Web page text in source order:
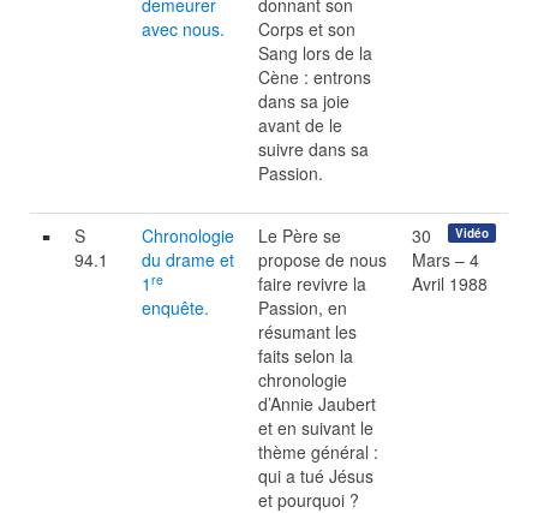
demeurer
avec nous.
donnant son
Corps et son
Sang lors de la
Cène : entrons
dans sa joie
avant de le
suivre dans sa
Passion.
S
94.1
Chronologie
du drame et
1 re
enquête.
Le Père se
propose de nous
faire revivre la
Passion, en
résumant les
faits selon la
chronologie
d’Annie Jaubert
et en suivant le
thème général :
qui a tué Jésus
et pourquoi ?
Vidéo
30
Mars – 4
Avril 1988